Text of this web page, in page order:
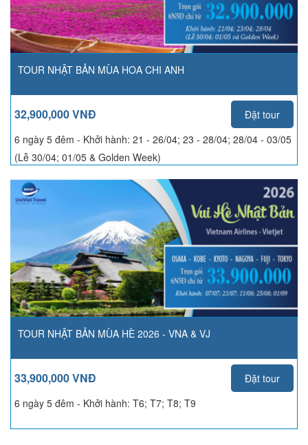
TOUR NHẬT BẢN MÙA HOA CHI ANH
32,900,000 VNĐ
Đặt tour
6 ngày 5 đêm - Khởi hành: 21 - 26/04; 23 - 28/04; 28/04 - 03/05
(Lễ 30/04; 01/05 & Golden Week)
TOUR NHẬT BẢN MÙA HÈ 2026 - VNA & VJ
33,900,000 VNĐ
Đặt tour
6 ngày 5 đêm - Khởi hành: T6; T7; T8; T9